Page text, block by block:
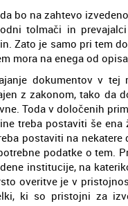
bo na zahtevo
tolmači in
Zato je samo pri tem
mora na enega od
dokumentov v
z zakonom, tako da
Toda v določenih
treba postaviti še ena
postaviti na nekatere
podatke o tem.
institucije, na
overitve je v
ki so pristojni za